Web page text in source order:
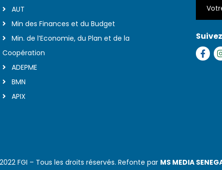
AUT
Min des Finances et du Budget
Min. de l’Economie, du Plan et de la
Coopération
ADEPME
BMN
APIX
FGI – Tous les droits réservés. Refonte par MS MEDIA